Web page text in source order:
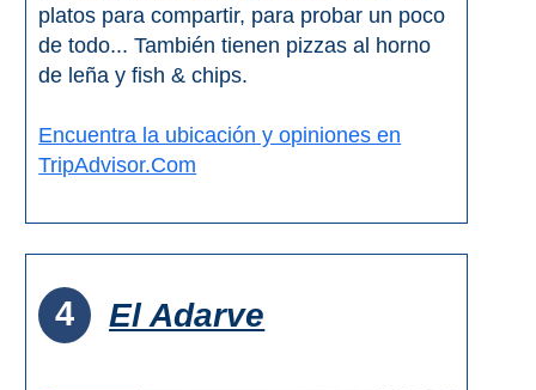
via
Cheapoair.com
via
Viator.com
Alquiler
via
Trenes
platos para compartir, para probar un poco
de todo... También tienen pizzas al horno
de leña y fish & chips.
Encuentra la ubicación y opiniones en
TripAdvisor.Com
4 El Adarve